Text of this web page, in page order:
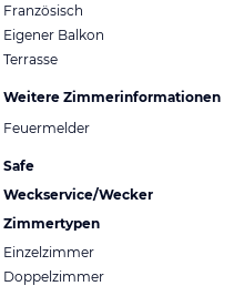
Französisch
Eigener Balkon
Terrasse
Weitere Zimmerinformationen
Feuermelder
Safe
Weckservice/Wecker
Zimmertypen
Einzelzimmer
Doppelzimmer